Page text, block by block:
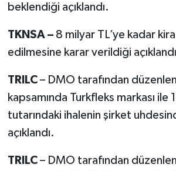
beklendiği açıklandı.
TKNSA – 8 milyar TL’ye kadar
edilmesine karar verildiği
TRILC – DMO tarafından
kapsamında Turkfleks markası ile
tutarındaki ihalenin şirket
açıklandı.
TRILC – DMO tarafından